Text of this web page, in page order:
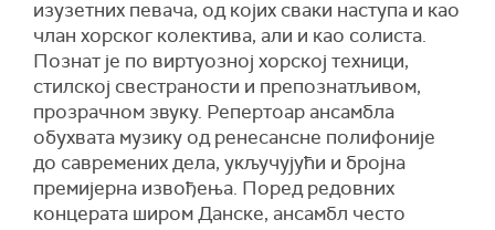
изузетних певача, од којих сваки наступа и као
члан хорског колектива, али и као солиста.
Познат је по виртуозној хорској техници,
стилској свестраности и препознатљивом,
прозрачном звуку. Репертоар ансамбла
обухвата музику од ренесансне полифоније
до савремених дела, укључујући и бројна
премијерна извођења. Поред редовних
концерата широм Данске, ансамбл често